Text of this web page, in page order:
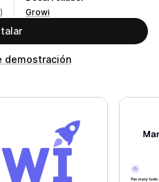
Growi
demostración